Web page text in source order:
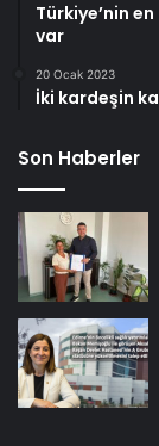
Türkiye’nin
var
20 Ocak 2023
İki kardeşin
Son Haberler